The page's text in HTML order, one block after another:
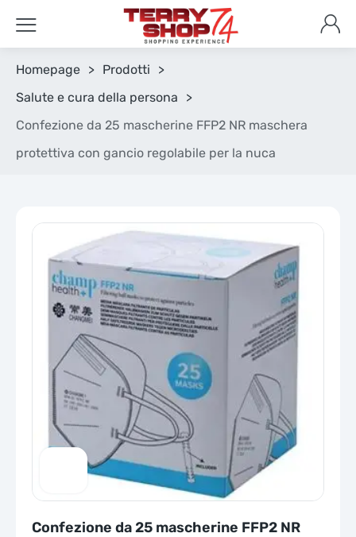
Homepage > Prodotti
>
Salute e cura della persona
>
Confezione da 25 mascherine FFP2 NR maschera
protettiva con gancio regolabile per la nuca
Confezione da 25 mascherine FFP2 NR